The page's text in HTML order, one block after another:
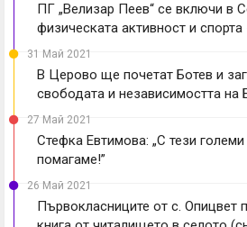
ПГ „Велизар Пеев“ се включи в
физическата активност и
31 Май 2021
В Церово ще почетат Ботев и
свободата и независимостта на
27 Май 2021
Стефка Евтимова: „С тези
помагаме!”
26 Май 2021
Първокласниците от с. Опицвет